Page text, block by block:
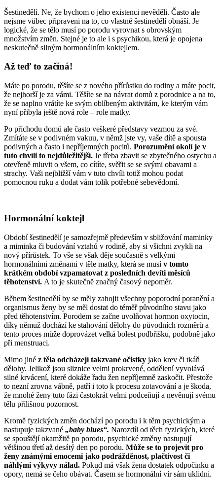
Šestinedělí. Ne, že bychom o jeho existenci nevěděli. Často ale
nejsme vůbec připraveni na to, co vlastně šestinedělí obnáší. Je
logické, že se tělo musí po porodu vyrovnat s obrovským
množstvím změn. Stejné je to ale i s psychikou, která je opojena
neskutečně silným hormonálním koktejlem.
Až teď to začíná!
Máte po porodu, těšíte se z nového přírůstku do rodiny a máte pocit,
že nejhorší je za vámi. Těšíte se na návrat domů z porodnice a na to,
že se naplno vrátíte ke svým oblíbeným aktivitám, ke kterým vám
nyní přibyla ještě nová role – role matky.
Po příchodu domů ale často veškeré představy vezmou za své.
Zmítáte se v podivném vakuu, v němž jste vy, vaše dítě a spousta
podivných a často i nepříjemných pocitů. Porozumění okolí je v
tuto chvíli to nejdůležitější. Je třeba zbavit se zbytečného ostychu a
otevřeně mluvit o všem, co cítíte, svěřit se se svými obavami a
strachy. Vaši nejbližší vám v tuto chvíli totiž mohou podat
pomocnou ruku a dodat vám tolik potřebné sebevědomí.
Hormonální koktejl
Období šestinedělí je samozřejmě především v sbližování maminky
a miminka či budování vztahů v rodině, aby si všichni zvykli na
nový přírůstek. To vše se však děje současně s velkými
hormonálními změnami v těle matky, která se musív tomto
krátkém období vzpamatovat z posledních devíti měsíců
těhotenství. A to je skutečně značný časový nepoměr.
Během šestinedělí by se měly zahojit všechny poporodní poranění a
organismus ženy by se měl dostat do téměř původního stavu jako
před těhotenstvím. Porodem se začne uvolňovat hormon oxytocin,
díky němuž dochází ke stahování dělohy do původních rozměrů a
tento proces může doprovázet velká bolest podbřišku, podobně jako
při menstruaci.
Mimo jiné z těla odcházejí takzvané očistky jako krev či tkáň
dělohy. Jelikož jsou sliznice velmi prokrvené, oddělení vyvolává
silné krvácení, které dokáže řadu žen nepříjemně zaskočit. Přestože
to nezní zrovna vábně, patří i toto k procesu zotavování a je škoda,
že mnohé ženy tuto fázi častokrát velmi podceňují a nevěnují svému
tělu přílišnou pozornost.
Kromě fyzických změn dochází po porodu i k těm psychickým a
nastupuje takzvané „baby blues“. Narozdíl od těch fyzických, které
se spouštějí okamžitě po porodu, psychické změny nastupují
většinou třetí až desátý den po porodu. Může se to projevit pro
ženy známými emocemi jako podrážděnost, plačtivost či
náhlými výkyvy nálad. Pokud má však žena dostatek odpočinku a
opory, nemá se čeho obávat. Časem se hormonální vír sám uklidní.